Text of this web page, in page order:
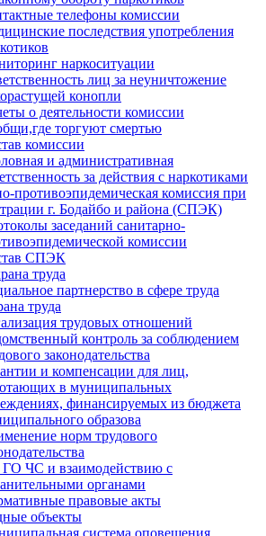
телефоны комиссии
последствия употребления
наркоситуации
лиц за неуничтожение
конопли
о деятельности комиссии
торгуют смертью
комиссии
и административная
за действия с наркотиками
противоэпидемическая комиссия при
г. Бодайбо и района (СПЭК)
заседаний санитарно-
комиссии
СПЭК
труда
партнерство в сфере труда
труда
трудовых отношений
контроль за соблюдением
законодательства
и компенсации для лиц,
в муниципальных
финансируемых из бюджета
образова
норм трудового
ГО ЧС и взаимодействию с
органами
правовые акты
объекты
система оповещения